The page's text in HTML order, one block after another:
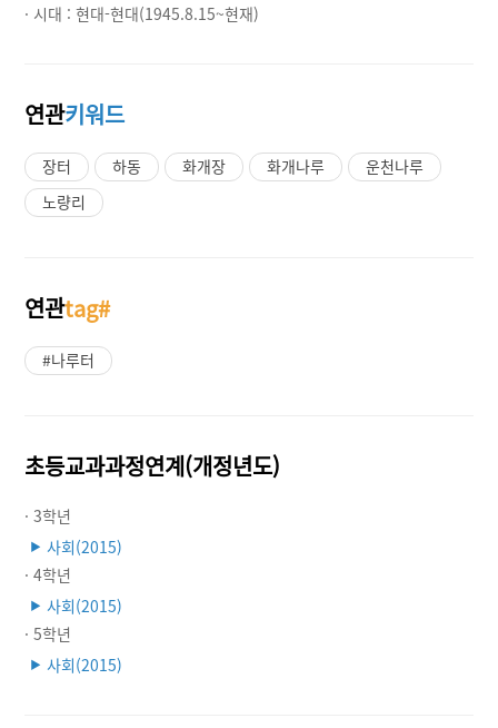
· 시대 :현대-현대(1945.8.15~현재)
연관키워드
장터 하동 화개장 화개나루
운천나루
노량리
연관tag#
#나루터
초등교과과정연계(개정년도)
· 3학년
▶ 사회(2015)
· 4학년
▶ 사회(2015)
· 5학년
▶ 사회(2015)